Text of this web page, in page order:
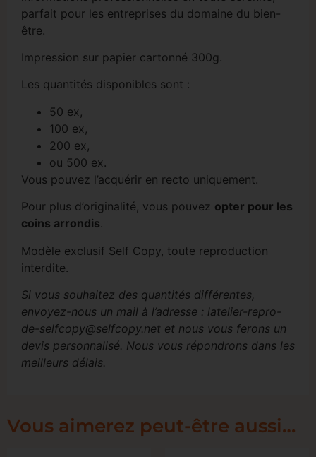
parfait pour les entreprises du domaine du bien-
être.
Impression sur papier cartonné 300g.
Les quantités disponibles sont :
50 ex,
100 ex,
200 ex,
ou 500 ex.
Vous pouvez l’acquérir en recto uniquement.
Pour plus d’originalité, vous pouvez opter pour les
coins arrondis.
Modèle exclusif Self Copy, toute reproduction
interdite.
Si vous souhaitez des quantités différentes,
envoyez-nous un mail à l’adresse : latelier-repro-
de-selfcopy@selfcopy.net et nous vous ferons un
devis personnalisé. Nous vous répondrons dans les
meilleurs délais.
Vous aimerez peut-être aussi…